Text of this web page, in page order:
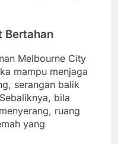
Bertahan
Melbourne City
mampu menjaga
serangan balik
bila
ruang
yang